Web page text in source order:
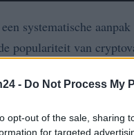
- Do Not Process My
opt-out of the sale, sharing
for targeted
systematische
populariteit van
potentiële
multi-signatuur